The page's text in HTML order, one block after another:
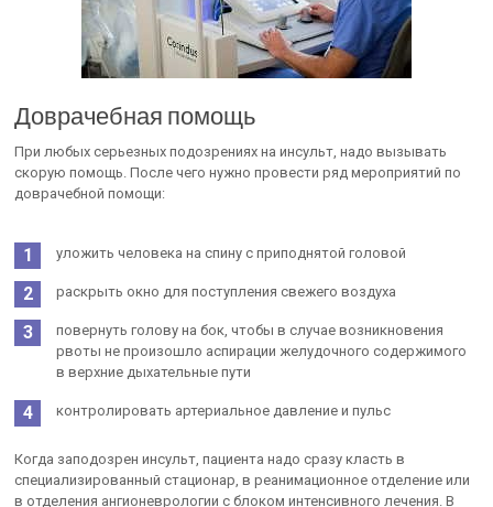
Доврачебная помощь
При любых серьезных подозрениях на инсульт, надо вызывать
скорую помощь. После чего нужно провести ряд мероприятий по
доврачебной помощи:
уложить человека на спину с приподнятой головой
раскрыть окно для поступления свежего воздуха
повернуть голову на бок, чтобы в случае возникновения
рвоты не произошло аспирации желудочного содержимого
в верхние дыхательные пути
контролировать артериальное давление и пульс
Когда заподозрен инсульт, пациента надо сразу класть в
специализированный стационар, в реанимационное отделение или
в отделения ангионеврологии с блоком интенсивного лечения. В